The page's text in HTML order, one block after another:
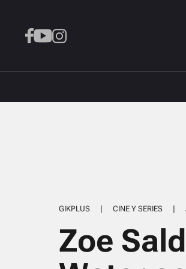
GIKPLUS | CINE Y SERIES |
Zoe